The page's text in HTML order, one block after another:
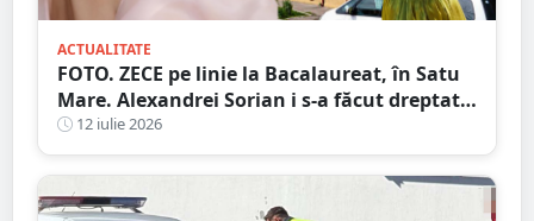
ACTUALITATE
FOTO. ZECE pe linie la Bacalaureat, în Satu
Mare. Alexandrei Sorian i s-a făcut dreptate
după contestații
12 iulie 2026